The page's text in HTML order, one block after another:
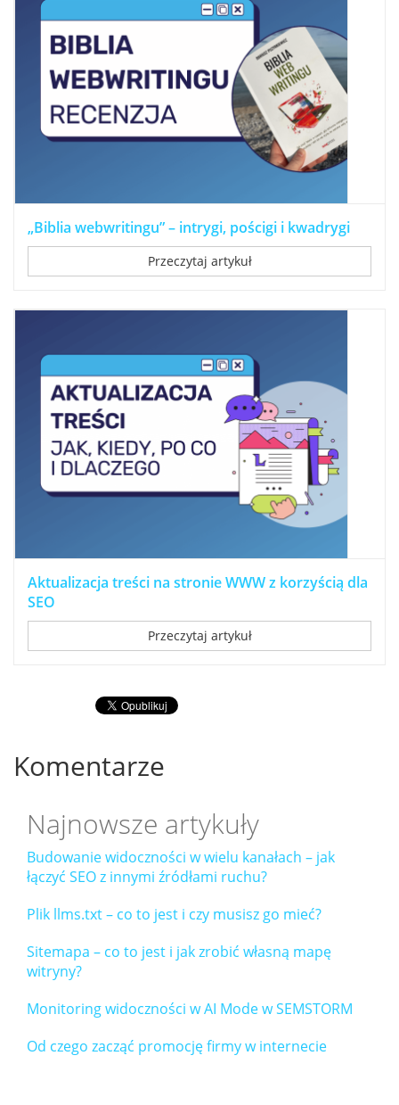
„Biblia webwritingu” – intrygi, pościgi i kwadrygi
Przeczytaj artykuł
Aktualizacja treści na stronie WWW z korzyścią dla
SEO
Przeczytaj artykuł
Komentarze
Najnowsze artykuły
Budowanie widoczności w wielu kanałach – jak
łączyć SEO z innymi źródłami ruchu?
Plik llms.txt – co to jest i czy musisz go mieć?
Sitemapa – co to jest i jak zrobić własną mapę
witryny?
Monitoring widoczności w AI Mode w SEMSTORM
Od czego zacząć promocję firmy w internecie